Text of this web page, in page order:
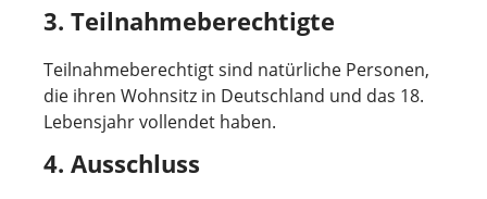
3. Teilnahmeberechtigte
Teilnahmeberechtigt sind natürliche Personen,
die ihren Wohnsitz in Deutschland und das 18.
Lebensjahr vollendet haben.
4. Ausschluss